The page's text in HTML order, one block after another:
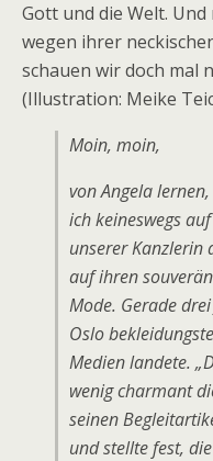
Gott und die Welt.
wegen ihrer
schauen wir doch mal
(Illustration: Meike
Moin, moin,
von Angela
ich keineswegs
unserer Kanzlerin
auf ihren
Mode. Gerade
Oslo
Medien landete.
wenig charmant
seinen
und stellte fest,